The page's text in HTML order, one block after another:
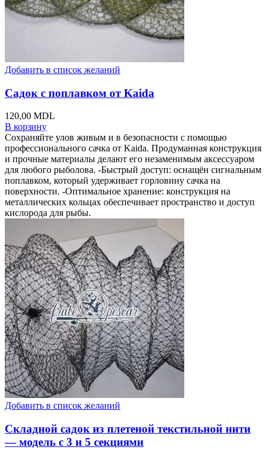
Добавить в список желаний
Садок с поплавком от Kaida
120,00 MDL
В корзину
Сохраняйте улов живым и в безопасности с помощью
профессионального сачка от Kaida. Продуманная конструкция
и прочные материалы делают его незаменимым аксессуаром
для любого рыболова. -Быстрый доступ: оснащён сигнальным
поплавком, который удерживает горловину сачка на
поверхности. -Оптимальное хранение: конструкция на
металлических кольцах обеспечивает пространство и доступ
кислорода для рыбы.
Добавить в список желаний
Складной садок из плетеной текстильной нити
— модель с 3 и 5 секциями